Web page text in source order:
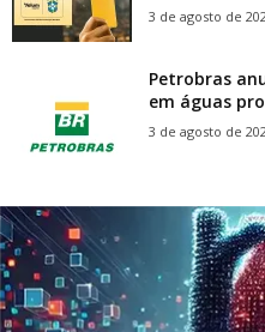
3 de agosto de
Petrobras
em águas
3 de agosto de